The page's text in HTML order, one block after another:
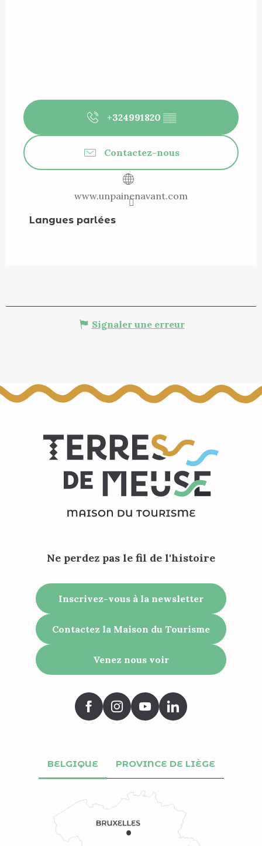
+324991820 ▒▒
Contactez-nous
www.unpainenavant.com
Langues parlées
Langues parlées
Signaler une erreur
Ne perdez pas le fil de l'histoire
Inscrivez-vous à la newsletter
Contactez la Maison du Tourisme
Venez nous voir
BELGIQUE PROVINCE DE LIÈGE